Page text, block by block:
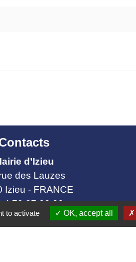
d’Izieu
des Lauzes
Izieu - FRANCE
4 79 87 23 00
par formulaire
to activate OK, accept all